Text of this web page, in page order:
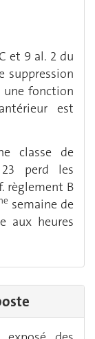
et 9 al. 2 du
suppression
une fonction
est
classe de
perd les
règlement B
semaine de
aux heures